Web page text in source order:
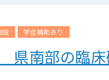
設 学会補助あり
南部の臨